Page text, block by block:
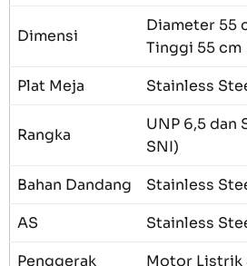
Dimensi
Diameter 55
Tinggi 55 cm
Plat Meja
Stainless
Rangka
UNP 6,5 dan
SNI)
Bahan Dandang
Stainless
AS
Stainless
Penggerak
Motor Listrik